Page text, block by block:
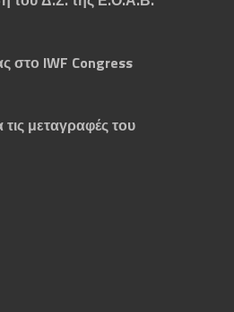
στο IWF Congress
μεταγραφές του